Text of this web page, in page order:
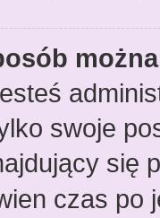
swoje
się
czas po